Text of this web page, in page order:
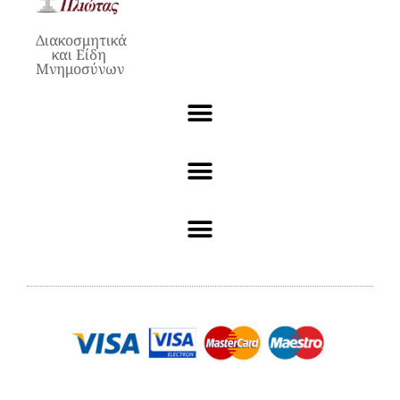
Διακοσμητικά
και Είδη
Μνημοσύνων